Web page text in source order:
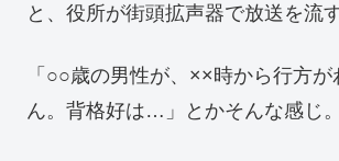
と、役所が街頭拡声器で放送を流す
「○○歳の男性が、××時から行方
ん。背格好は…」とかそんな感じ。